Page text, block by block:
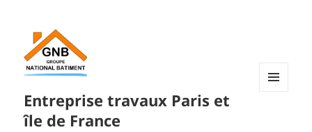
Entreprise travaux Paris et
île de France